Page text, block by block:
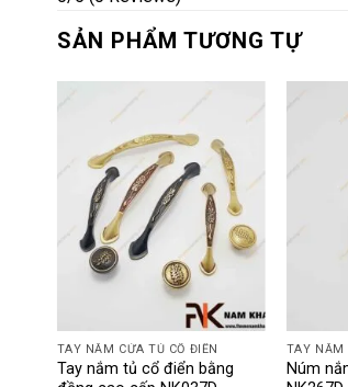
SẢN PHẨM TƯƠNG TỰ
TAY NẮM CỬA TỦ CỔ ĐIỂN
Tay nắm tủ cổ điển bằng
TAY NẮM
Núm